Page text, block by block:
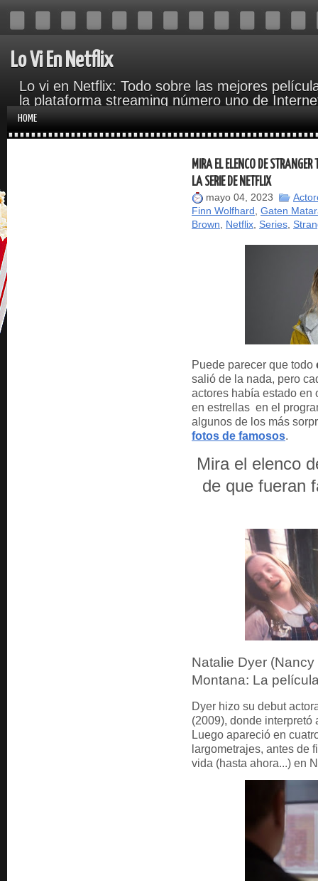
Lo Vi En Netflix
Lo vi en Netflix: Todo sobre las mejores
la plataforma streaming número uno de
del cine y Hollywood.
HOME
MIRA EL ELENCO DE
LA SERIE DE NETFLIX
mayo 04, 2023
Finn Wolfhard , Gaten
Brown, Netflix, Series,
Puede parecer que todo
salió de la nada, pero
actores había estado en
en estrellas en el
algunos de los más
fotos de famosos.
Mira el elenco
de que fueran
Natalie Dyer
Montana: La
Dyer hizo su debut
(2009), donde interpretó
Luego apareció en
largometrajes, antes de
vida (hasta ahora...) en